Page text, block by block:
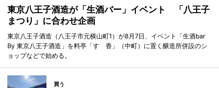
東京八王子酒造が「生酒バー」イベント 「八王子
まつり」に合わせ企画
東京八王子酒造（八王子市元横山町1）が8月7日、イベント「生酒bar
By 東京八王子酒造」を料亭「すゞ香」（中町）に置く醸造所併設のシ
ョップなどで始める。
買う